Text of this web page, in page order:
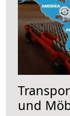
und